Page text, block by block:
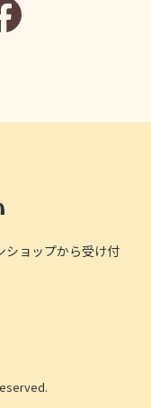
ョップから受け付